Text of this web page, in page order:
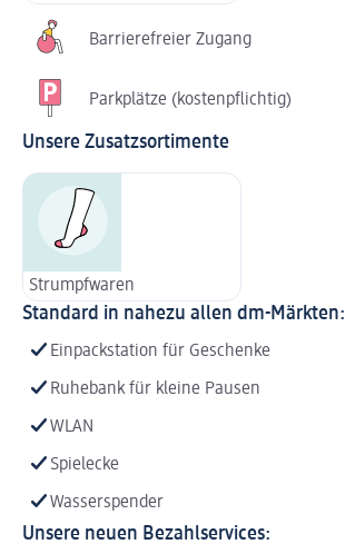
Barrierefreier Zugang
Parkplätze (kostenpflichtig)
Unsere Zusatzsortimente
Strumpfwaren
Standard in nahezu allen dm-Märkten:
Einpackstation für Geschenke
Ruhebank für kleine Pausen
WLAN
Spielecke
Wasserspender
Unsere neuen Bezahlservices: